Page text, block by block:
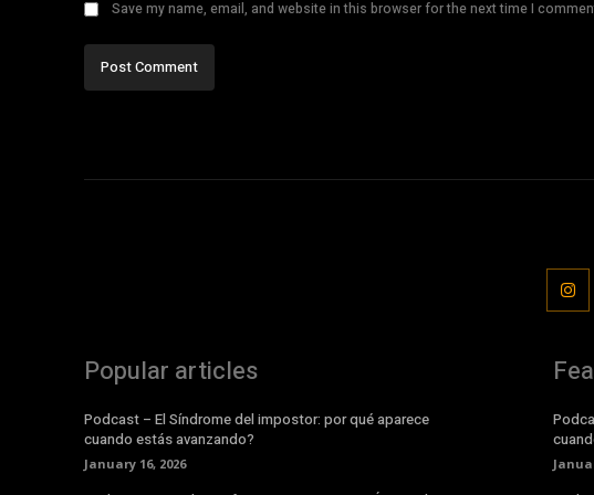
Save my name, email, and website in this browser for the next time I
Popular articles
Podcast – El Síndrome del impostor: por qué aparece
cuando estás avanzando?
January 16, 2026